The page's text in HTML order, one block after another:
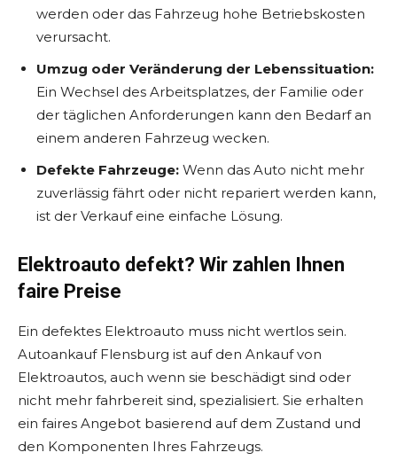
werden oder das Fahrzeug hohe Betriebskosten
verursacht.
Umzug oder Veränderung der Lebenssituation:
Ein Wechsel des Arbeitsplatzes, der Familie oder
der täglichen Anforderungen kann den Bedarf an
einem anderen Fahrzeug wecken.
Defekte Fahrzeuge: Wenn das Auto nicht mehr
zuverlässig fährt oder nicht repariert werden kann,
ist der Verkauf eine einfache Lösung.
Elektroauto defekt? Wir zahlen Ihnen
faire Preise
Ein defektes Elektroauto muss nicht wertlos sein.
Autoankauf Flensburg ist auf den Ankauf von
Elektroautos, auch wenn sie beschädigt sind oder
nicht mehr fahrbereit sind, spezialisiert. Sie erhalten
ein faires Angebot basierend auf dem Zustand und
den Komponenten Ihres Fahrzeugs.